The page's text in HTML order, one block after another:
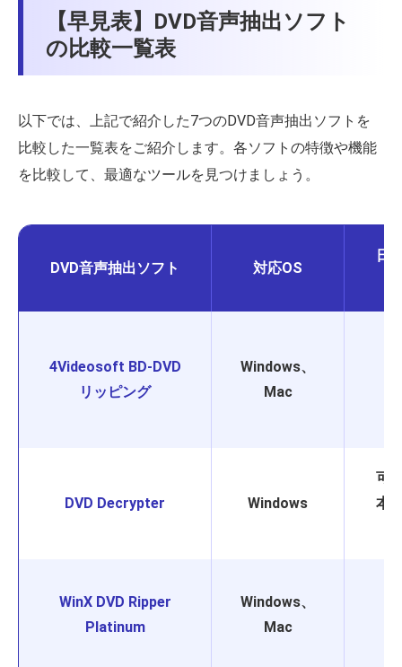
【早見表】DVD音声抽出ソフト
の比較一覧表
以下では、上記で紹介した7つのDVD音声抽出ソフトを
比較した一覧表をご紹介します。各ソフトの特徴や機能
を比較して、最適なツールを見つけましょう。
DVD音声抽出ソフト 対応OS
日
4Videosoft BD-DVD
リッピング
Windows、
Mac
DVD Decrypter Windows
可
本
WinX DVD Ripper
Platinum
Windows、
Mac